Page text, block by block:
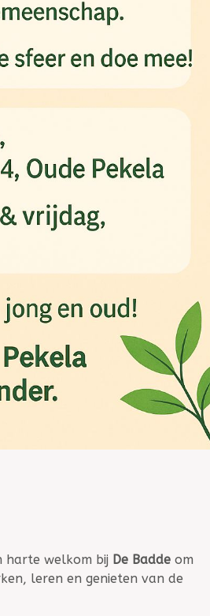
harte welkom bij De Badde om
leren en genieten van de